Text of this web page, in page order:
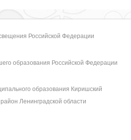
Российской Федерации
образования Российской Федерации
образования Киришский
Ленинградской области